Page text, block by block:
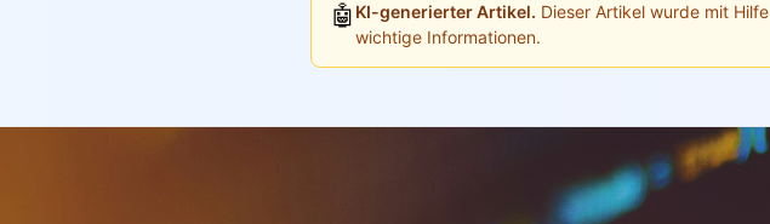
🤖 KI-generierter Artikel. Dieser Artikel wurde mit
wichtige Informationen.